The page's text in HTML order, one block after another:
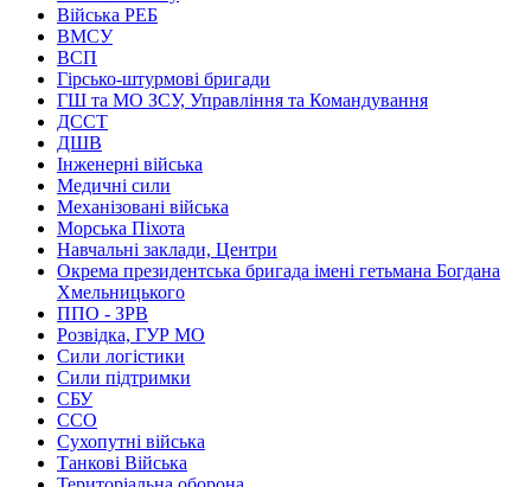
Війська РЕБ
ВМСУ
ВСП
Гірсько-штурмові бригади
ГШ та МО ЗСУ, Управління та Командування
ДССТ
ДШВ
Інженерні війська
Медичні сили
Механізовані війська
Морська Піхота
Навчальні заклади, Центри
Окрема президентська бригада імені гетьмана Богдана
Хмельницького
ППО - ЗРВ
Розвідка, ГУР МО
Сили логістики
Сили підтримки
СБУ
ССО
Сухопутні війська
Танкові Війська